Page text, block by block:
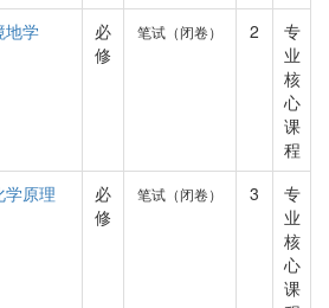
地学
必
修
笔试（闭卷） 2
专
业
核
心
课
程
学原理
必
修
笔试（闭卷） 3
专
业
核
心
课